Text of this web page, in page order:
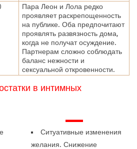
Пара Леон и Лола редко
проявляет раскрепощенность
на публике. Оба предпочитают
проявлять развязность дома,
когда не получат осуждение.
Партнерам сложно соблюдать
баланс нежности и
сексуальной откровенности.
в интимных
—
Ситуативные изменения
желания. Снижение